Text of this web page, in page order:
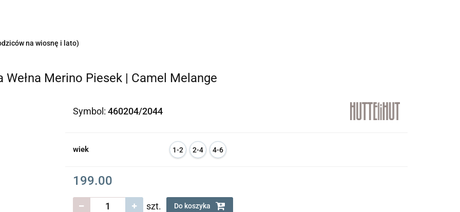
na wiosnę i lato)
Merino Piesek | Camel Melange
Symbol: 460204/2044
wiek
1-2
l
2-4
l
4-6
l
199.00
szt. Do koszyka